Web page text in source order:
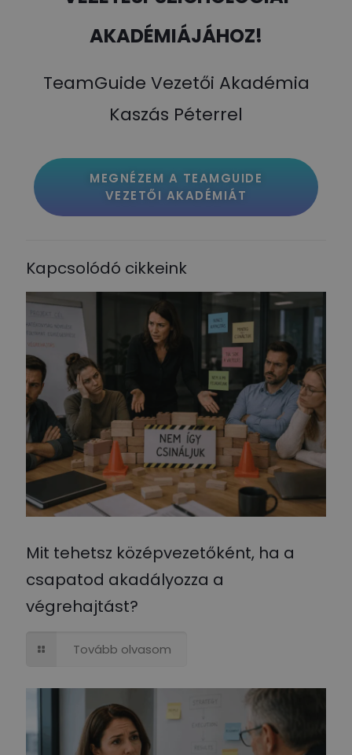
AKADÉMIÁJÁHOZ!
TeamGuide Vezetői Akadémia
Kaszás Péterrel
MEGNÉZEM A TEAMGUIDE
VEZETŐI AKADÉMIÁT
Kapcsolódó cikkeink
Mit tehetsz középvezetőként, ha a
csapatod akadályozza a
végrehajtást?
Tovább olvasom